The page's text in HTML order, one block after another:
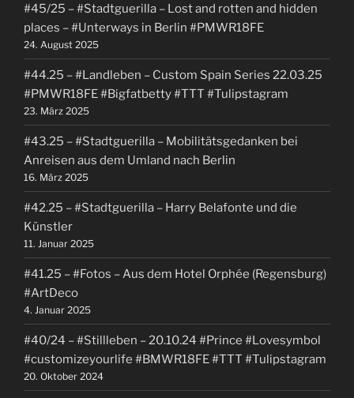
#45/25 – #Stadtguerilla – Lost and rotten and hidden
places – #Unterways in Berlin #PMWR18FE
24. August 2025
#44.25 – #Landleben – Custom Spain Series 22.03.25
#PMWR18FE #Bigfatbetty #TTT #Tulipstagram
23. März 2025
#43.25 – #Stadtguerilla – Mobilitätsgedanken bei
Anreisen aus dem Umland nach Berlin
16. März 2025
#42.25 – #Stadtguerilla – Harry Belafonte und die
Künstler
11. Januar 2025
#41.25 – #Fotos – Aus dem Hotel Orphée (Regensburg)
#ArtDeco
4. Januar 2025
#40/24 – #Stillleben – 20.10.24 #Prince #Lovesymbol
#customizeyourlife #BMWR18FE #TTT #Tulipstagram
20. Oktober 2024